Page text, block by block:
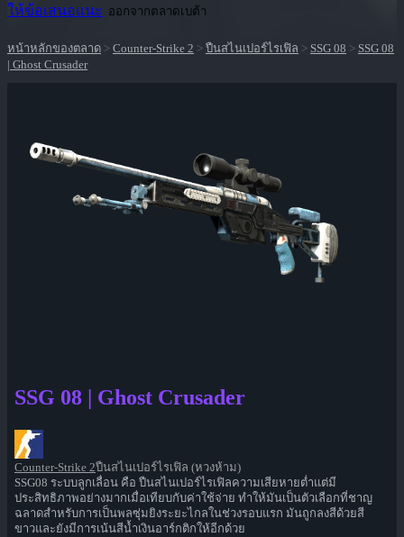
ให้ข้อเสนอแนะ ออกจากตลาดเบต้า
หน้าหลักของตลาด > Counter-Strike 2 > ปืนสไนเปอร์ไรเฟิล > SSG 08 > SSG 08
| Ghost Crusader
SSG 08 | Ghost Crusader
Counter-Strike 2ปืนสไนเปอร์ไรเฟิล (หวงห้าม)
SSG08 ระบบลูกเลื่อน คือ ปืนสไนเปอร์ไรเฟิลความเสียหายต่ำแต่มี
ประสิทธิภาพอย่างมากเมื่อเทียบกับค่าใช้จ่าย ทำให้มันเป็นตัวเลือกที่ชาญ
ฉลาดสำหรับการเป็นพลซุ่มยิงระยะไกลในช่วงรอบแรก มันถูกลงสีด้วยสี
ขาวและยังมีการเน้นสีน้ำเงินอาร์กติกให้อีกด้วย